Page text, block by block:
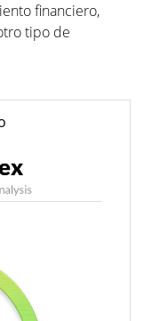
financiero,
tipo de